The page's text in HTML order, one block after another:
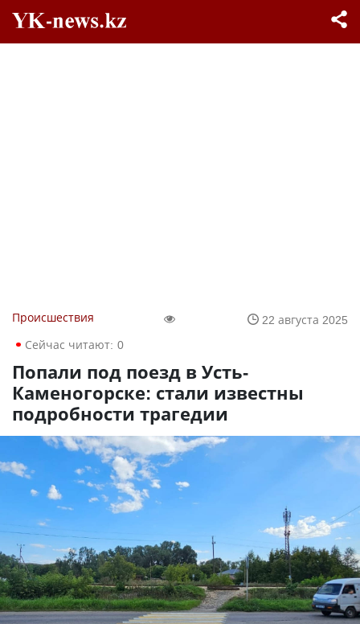
Происшествия
22 августа 2025
Сейчас читают: 0
Попали под поезд в Усть-
Каменогорске: стали известны
подробности трагедии